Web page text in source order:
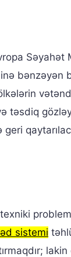
Səyahət
bənzəyən
təsdiq
sistemi